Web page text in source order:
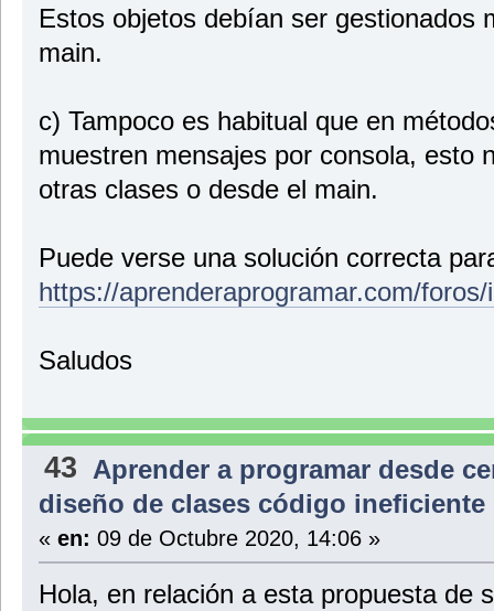
Estos objetos debían ser gestionados
main.
c) Tampoco es habitual que en
muestren mensajes por consola, esto
otras clases o desde el main.
Puede verse una solución correcta
https://aprenderaprogramar.com/
Saludos
43 Aprender a programar desde
diseño de clases código ineficiente
« en: 09 de Octubre 2020, 14:06 »
Hola, en relación a esta propuesta de